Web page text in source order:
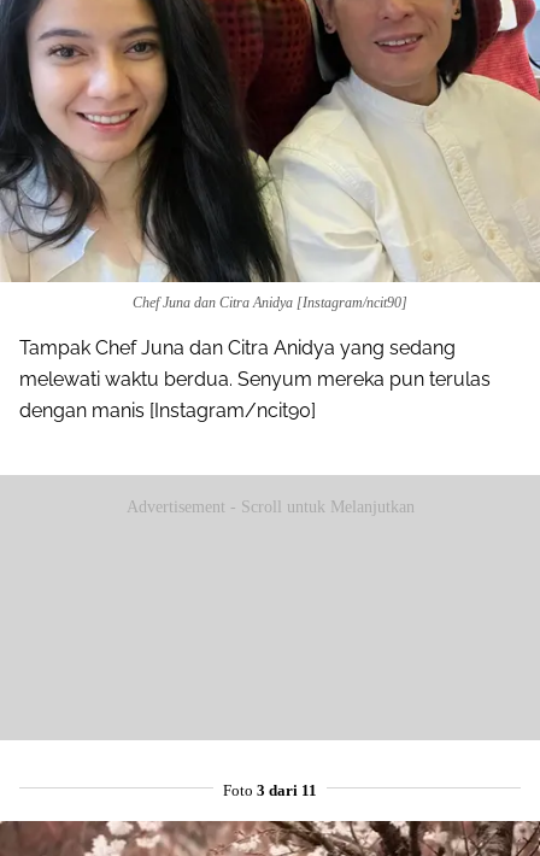
Chef Juna dan Citra Anidya [Instagram/ncit90]
Tampak Chef Juna dan Citra Anidya yang sedang
melewati waktu berdua. Senyum mereka pun terulas
dengan manis [Instagram/ncit90]
Advertisement - Scroll untuk Melanjutkan
Foto 3 dari 11